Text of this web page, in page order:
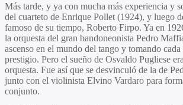
Más tarde, y ya con mucha más experiencia y
del cuarteto de Enrique Pollet (1924), y luego
famoso de su tiempo, Roberto Firpo. Ya en
la orquesta del gran bandoneonista Pedro
ascenso en el mundo del tango y tomando
prestigio. Pero el sueño de Osvaldo Pugliese
orquesta. Fue así que se desvinculó de la de
junto con el violinista Elvino Vardaro para
conjunto.